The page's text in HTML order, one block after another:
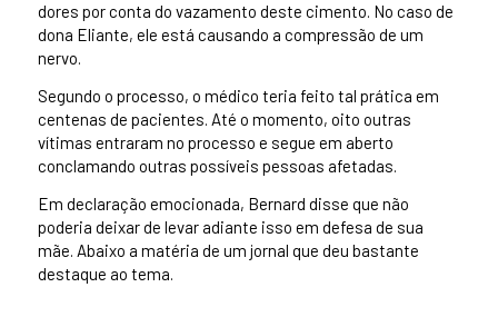
dores por conta do vazamento deste cimento. No caso de
dona Eliante, ele está causando a compressão de um
nervo.
Segundo o processo, o médico teria feito tal prática em
centenas de pacientes. Até o momento, oito outras
vítimas entraram no processo e segue em aberto
conclamando outras possíveis pessoas afetadas.
Em declaração emocionada, Bernard disse que não
poderia deixar de levar adiante isso em defesa de sua
mãe. Abaixo a matéria de um jornal que deu bastante
destaque ao tema.